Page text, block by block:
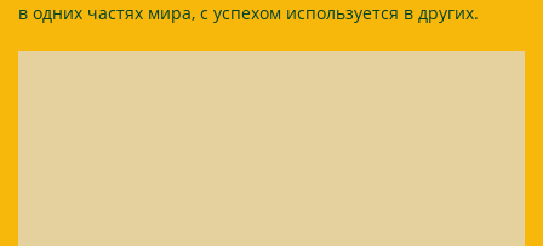
в одних частях мира, с успехом используется в других.